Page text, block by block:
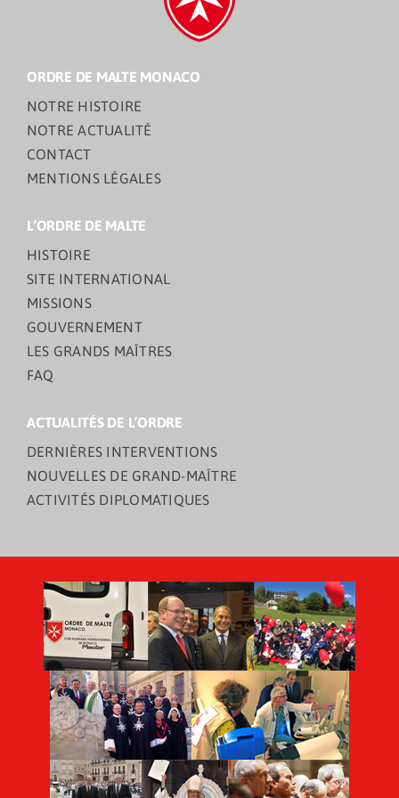
ORDRE DE MALTE MONACO
NOTRE HISTOIRE
NOTRE ACTUALITÉ
CONTACT
MENTIONS LÉGALES
L’ORDRE DE MALTE
HISTOIRE
SITE INTERNATIONAL
MISSIONS
GOUVERNEMENT
LES GRANDS MAÎTRES
FAQ
ACTUALITÉS DE L’ORDRE
DERNIÈRES INTERVENTIONS
NOUVELLES DE GRAND-MAÎTRE
ACTIVITÉS DIPLOMATIQUES